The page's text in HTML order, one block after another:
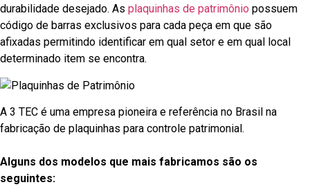
durabilidade desejado. As plaquinhas de patrimônio possuem
código de barras exclusivos para cada peça em que são
afixadas permitindo identificar em qual setor e em qual local
determinado item se encontra.
A 3 TEC é uma empresa pioneira e referência no Brasil na
fabricação de plaquinhas para controle patrimonial.
Alguns dos modelos que mais fabricamos são os
seguintes: